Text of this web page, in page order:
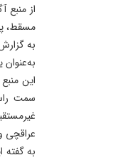
از منبع
مسقط،
این
سمت
عراقچی